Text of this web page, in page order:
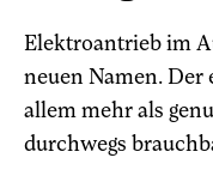
Elektroantrieb im
neuen Namen. Der
allem mehr als
durchwegs